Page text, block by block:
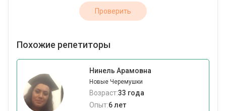
Проверить
Похожие репетиторы
Нинель Арамовна
Новые Черемушки
Возраст:33 года
Опыт:6 лет